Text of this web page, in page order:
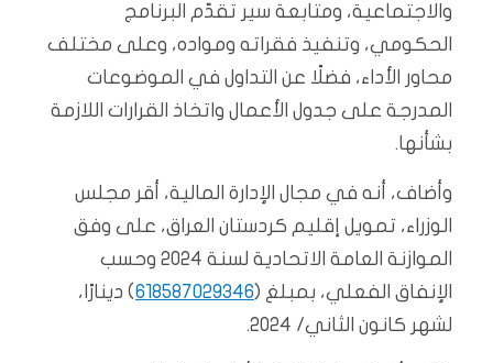
والاجتماعية، ومتابعة سير تقدّم البرنامج
الحكومي، وتنفيذ فقراته ومواده، وعلى مختلف
محاور الأداء، فضلًا عن التداول في الموضوعات
المدرجة على جدول الأعمال واتخاذ القرارات اللازمة
بشأنها.
وأضاف، أنه في مجال الإدارة المالية، أقر مجلس
الوزراء، تمويل إقليم كردستان العراق، على وفق
الموازنة العامة الاتحادية لسنة 2024 وحسب
الإنفاق الفعلي، بمبلغ (618587029346) دينارًا،
لشهر كانون الثاني/ 2024.